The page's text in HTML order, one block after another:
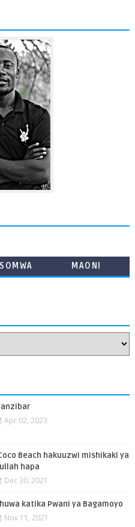
MAONI
Apr 02, 2023
Beach hakuuzwi mishikaki ya
hapa
Dec 30, 2021
katika Pwani ya Bagamoyo
Nov 11, 2021